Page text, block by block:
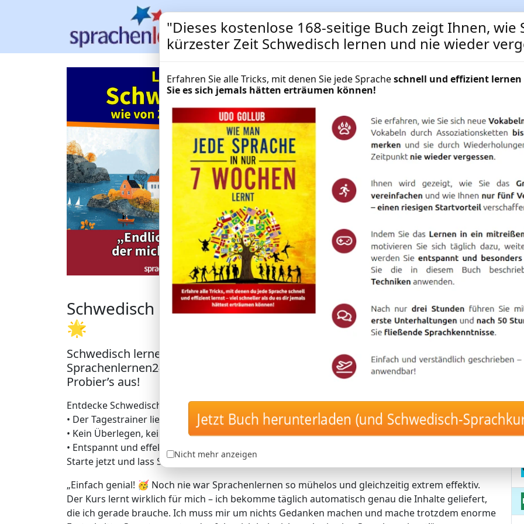
Business-Schwedisch-Kurs
Sprachenlernen24
Schwedisch-Businesskurs: Lernen
Businesswortschatz für das
NUR 49.95 €
Mehr Informationen
Schwedisch in Rekordzeit – mit nur 17 Minuten pro Tag!
🌟
Schwedisch lernen mit der einzigartigen Langzeitgedächtnis-Lernmethode von
Sprachenlernen24: Lerne Schwedisch, ohne es jemals wieder zu vergessen.
Probier’s aus!
Entdecke Schwedischlernen auf geniale Art – vollautomatisch und stressfrei! 🤖🚀
• Der Tagestrainer liefert dir täglich genau die Inhalte, die perfekt zu deinem Lernstand passen.
• Kein Überlegen, keine Zeitverschwendung – der Kurs erkennt automatisch, was du brauchst.
• Entspannt und effektiv zu bis zu 5.000 dauerhaft gespeicherten Vokabeln.
Starte jetzt und lass Schwedisch quasi von selbst in dein Langzeitgedächtnis fließen!
„Einfach genial! 🥳 Noch nie war Sprachenlernen so mühelos und gleichzeitig extrem effektiv.
Der Kurs lernt wirklich für mich – ich bekomme täglich automatisch genau die Inhalte geliefert,
die ich gerade brauche. Ich muss mir um nichts Gedanken machen und mache trotzdem enorme
"Dieses kostenlose 168-seitige Buch zeigt Ihnen, wie
kürzester Zeit Schwedisch lernen und nie wieder
Erfahren Sie alle Tricks, mit denen Sie jede Spracheschnell und effizient lernen
Sie es sich jemals hätten erträumen können!
Jetzt Buch herunterladen (und Schwedisch-
Nicht mehr anzeigen